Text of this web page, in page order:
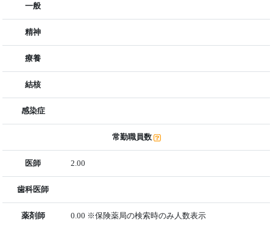
一般
精神
療養
結核
感染症
常勤職員数
医師 2.00
歯科医師
薬剤師 0.00 ※保険薬局の検索時のみ人数表示